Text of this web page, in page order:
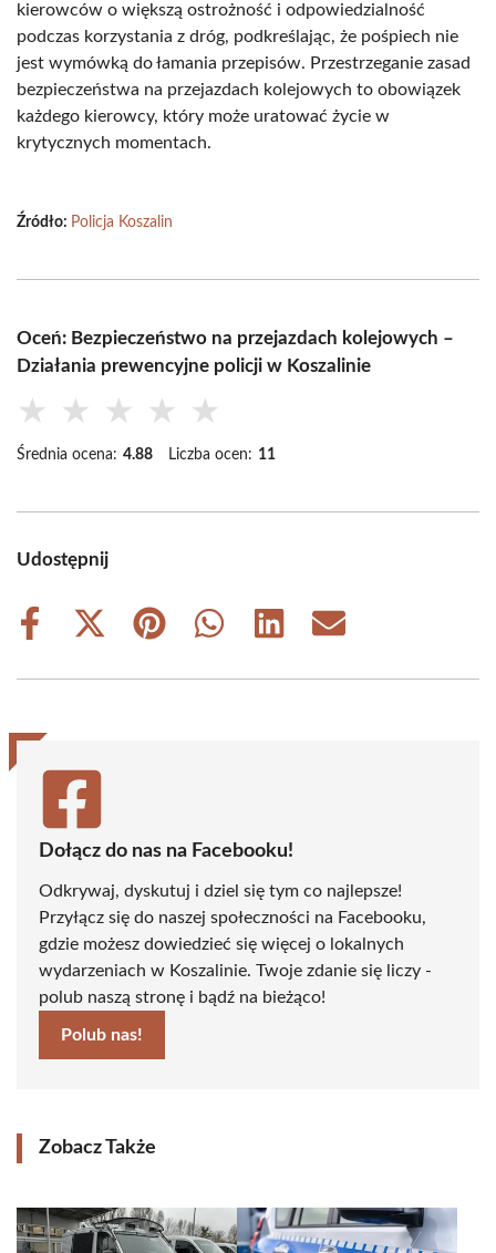
kierowców o większą ostrożność i odpowiedzialność
podczas korzystania z dróg, podkreślając, że pośpiech nie
jest wymówką do łamania przepisów. Przestrzeganie zasad
bezpieczeństwa na przejazdach kolejowych to obowiązek
każdego kierowcy, który może uratować życie w
krytycznych momentach.
Źródło: Policja Koszalin
Oceń: Bezpieczeństwo na przejazdach kolejowych –
Działania prewencyjne policji w Koszalinie
★ ★ ★ ★ ★
Średnia ocena: 4.88 Liczba ocen: 11
Udostępnij
Share
Share
(Twitter)
Share
Share
Share
Share
Dołącz do nas na Facebooku!
Odkrywaj, dyskutuj i dziel się tym co najlepsze!
Przyłącz się do naszej społeczności na Facebooku,
gdzie możesz dowiedzieć się więcej o lokalnych
wydarzeniach w Koszalinie. Twoje zdanie się liczy -
polub naszą stronę i bądź na bieżąco!
Polub nas!
Zobacz Także